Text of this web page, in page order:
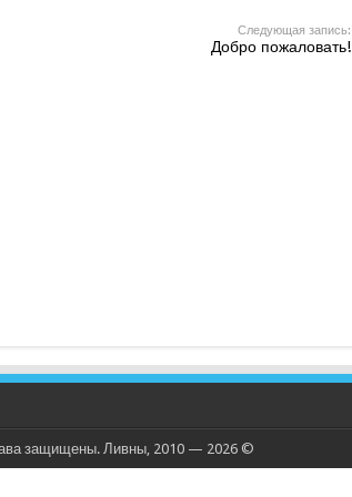
Следующая запись:
Добро пожаловать!
защищены. Ливны, 2010 — 2026 ©